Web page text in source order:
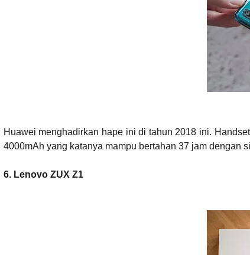
Huawei menghadirkan hape ini di tahun 2018 ini.
4000mAh yang katanya mampu bertahan 37 jam dengan
6. Lenovo ZUX Z1